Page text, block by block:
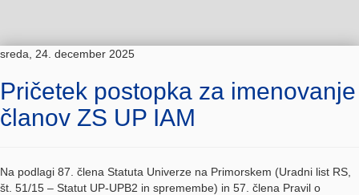
sreda, 24. december 2025
Pričetek postopka za imenovanje
članov ZS UP IAM
Na podlagi 87. člena Statuta Univerze na Primorskem (Uradni list RS,
št. 51/15 – Statut UP-UPB2 in spremembe) in 57. člena Pravil o